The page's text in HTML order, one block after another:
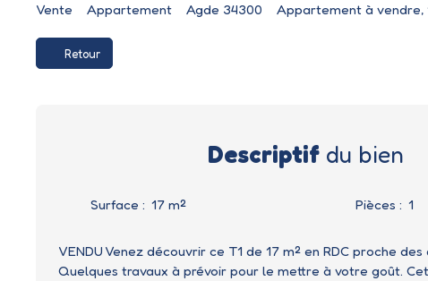
Vente Appartement Agde 34300 Appartement à vendre,
Retour
Descriptifdu bien
Surface : 17 m² Pièces : 1
VENDU Venez découvrir ce T1 de 17 m² en RDC proche
Quelques travaux à prévoir pour le mettre à votre goût.